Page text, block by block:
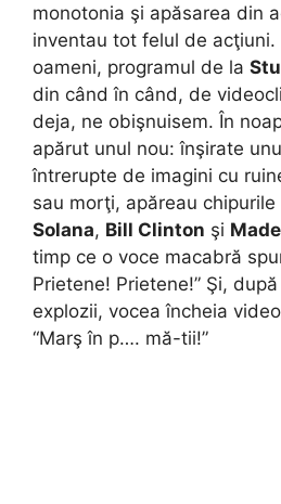
monotonia şi apăsarea din
inventau tot felul de acţiuni.
oameni, programul de la
din când în când, de
deja, ne obişnuisem. În
apărut unul nou: înşirate
întrerupte de imagini cu
sau morţi, apăreau chipurile
Solana, Bill Clinton şi
timp ce o voce macabră
Prietene! Prietene!” Şi,
explozii, vocea încheia
“Marş în p…. mă-tii!”